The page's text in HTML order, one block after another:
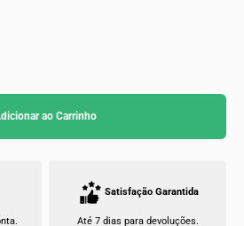
ao Carrinho
Satisfação Garantida
Até 7 dias para devoluções.